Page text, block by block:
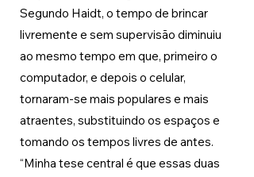
Segundo Haidt, o tempo de brincar
livremente e sem supervisão diminuiu
ao mesmo tempo em que, primeiro o
computador, e depois o celular,
tornaram-se mais populares e mais
atraentes, substituindo os espaços e
tomando os tempos livres de antes.
“Minha tese central é que essas duas